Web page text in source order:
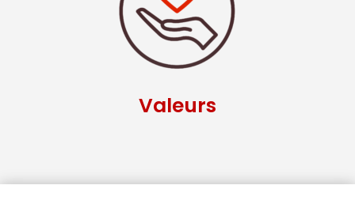
Valeurs